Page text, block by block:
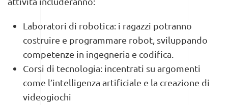
Laboratori di robotica: i ragazzi potranno
costruire e programmare robot, sviluppando
competenze in ingegneria e codifica.
Corsi di tecnologia: incentrati su argomenti
come l’intelligenza artificiale e la creazione di
videogiochi